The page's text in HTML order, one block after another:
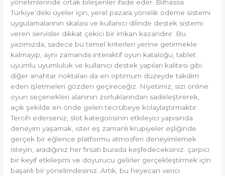
yönelimlerinde ortak bileşenler ifade eder. Bilhassa
Türkiye’deki üyeler için, yerel pazara yönelik ödeme sistemi
uygulamalarının skalası ve kullanıcı dilinde destek sistemi
veren servisler dikkat çekici bir imkan kazandırır. Bu
yazımızda, sadece bu temel kriterleri yerine getirmekle
kalmayıp, aynı zamanda interaktif oyun kataloğu, tablet
uyumlu uyumluluk ve kullanıcı destek yapıları kalitesi gibi
diğer anahtar noktaları da en optimum düzeyde takdim
eden işletmeleri gözden geçireceğiz. Niyetimiz, sizi online
oyun seçenekleri alanının zorluklarından sadeleştirerek,
açık şekilde en önde gelen tecrübeye kolaylaştırmaktır.
Tercih ederseniz, slot kategorisinin etkileyici yapısında
deneyim yaşamak, ister eş zamanlı krupiyeler eşliğinde
gerçek bir eğlence platformu atmosferi deneyimlemek
isteyin, aradığınız her fırsatı burada keşfedeceksiniz. çarpıcı
bir keyif etkileşimi ve doyurucu gelirler gerçekleştirmek için
başarılı bir yönelimdesiniz. Artık, bu heyecan verici